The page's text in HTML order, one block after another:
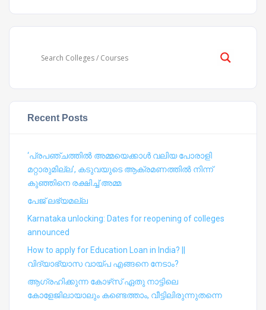
Recent Posts
‘പ്രപഞ്ചത്തില്‍ അമ്മയെക്കാള്‍ വലിയ പോരാളി
മറ്റാരുമില്ല’, കടുവയുടെ ആക്രമണത്തില്‍ നിന്ന്
കുഞ്ഞിനെ രക്ഷിച്ച് അമ്മ
പേജ് ലഭ്യമല്ല
Karnataka unlocking: Dates for reopening of colleges
announced
How to apply for Education Loan in India? ||
വിദ്യാഭ്യാസ വായ്പ എങ്ങനെ നേടാം?
ആഗ്രഹിക്കുന്ന കോഴ്‍സ് ഏതു നാട്ടിലെ
കോളേജിലായാലും കണ്ടെത്താം, വീട്ടിലിരുന്നുതന്നെ